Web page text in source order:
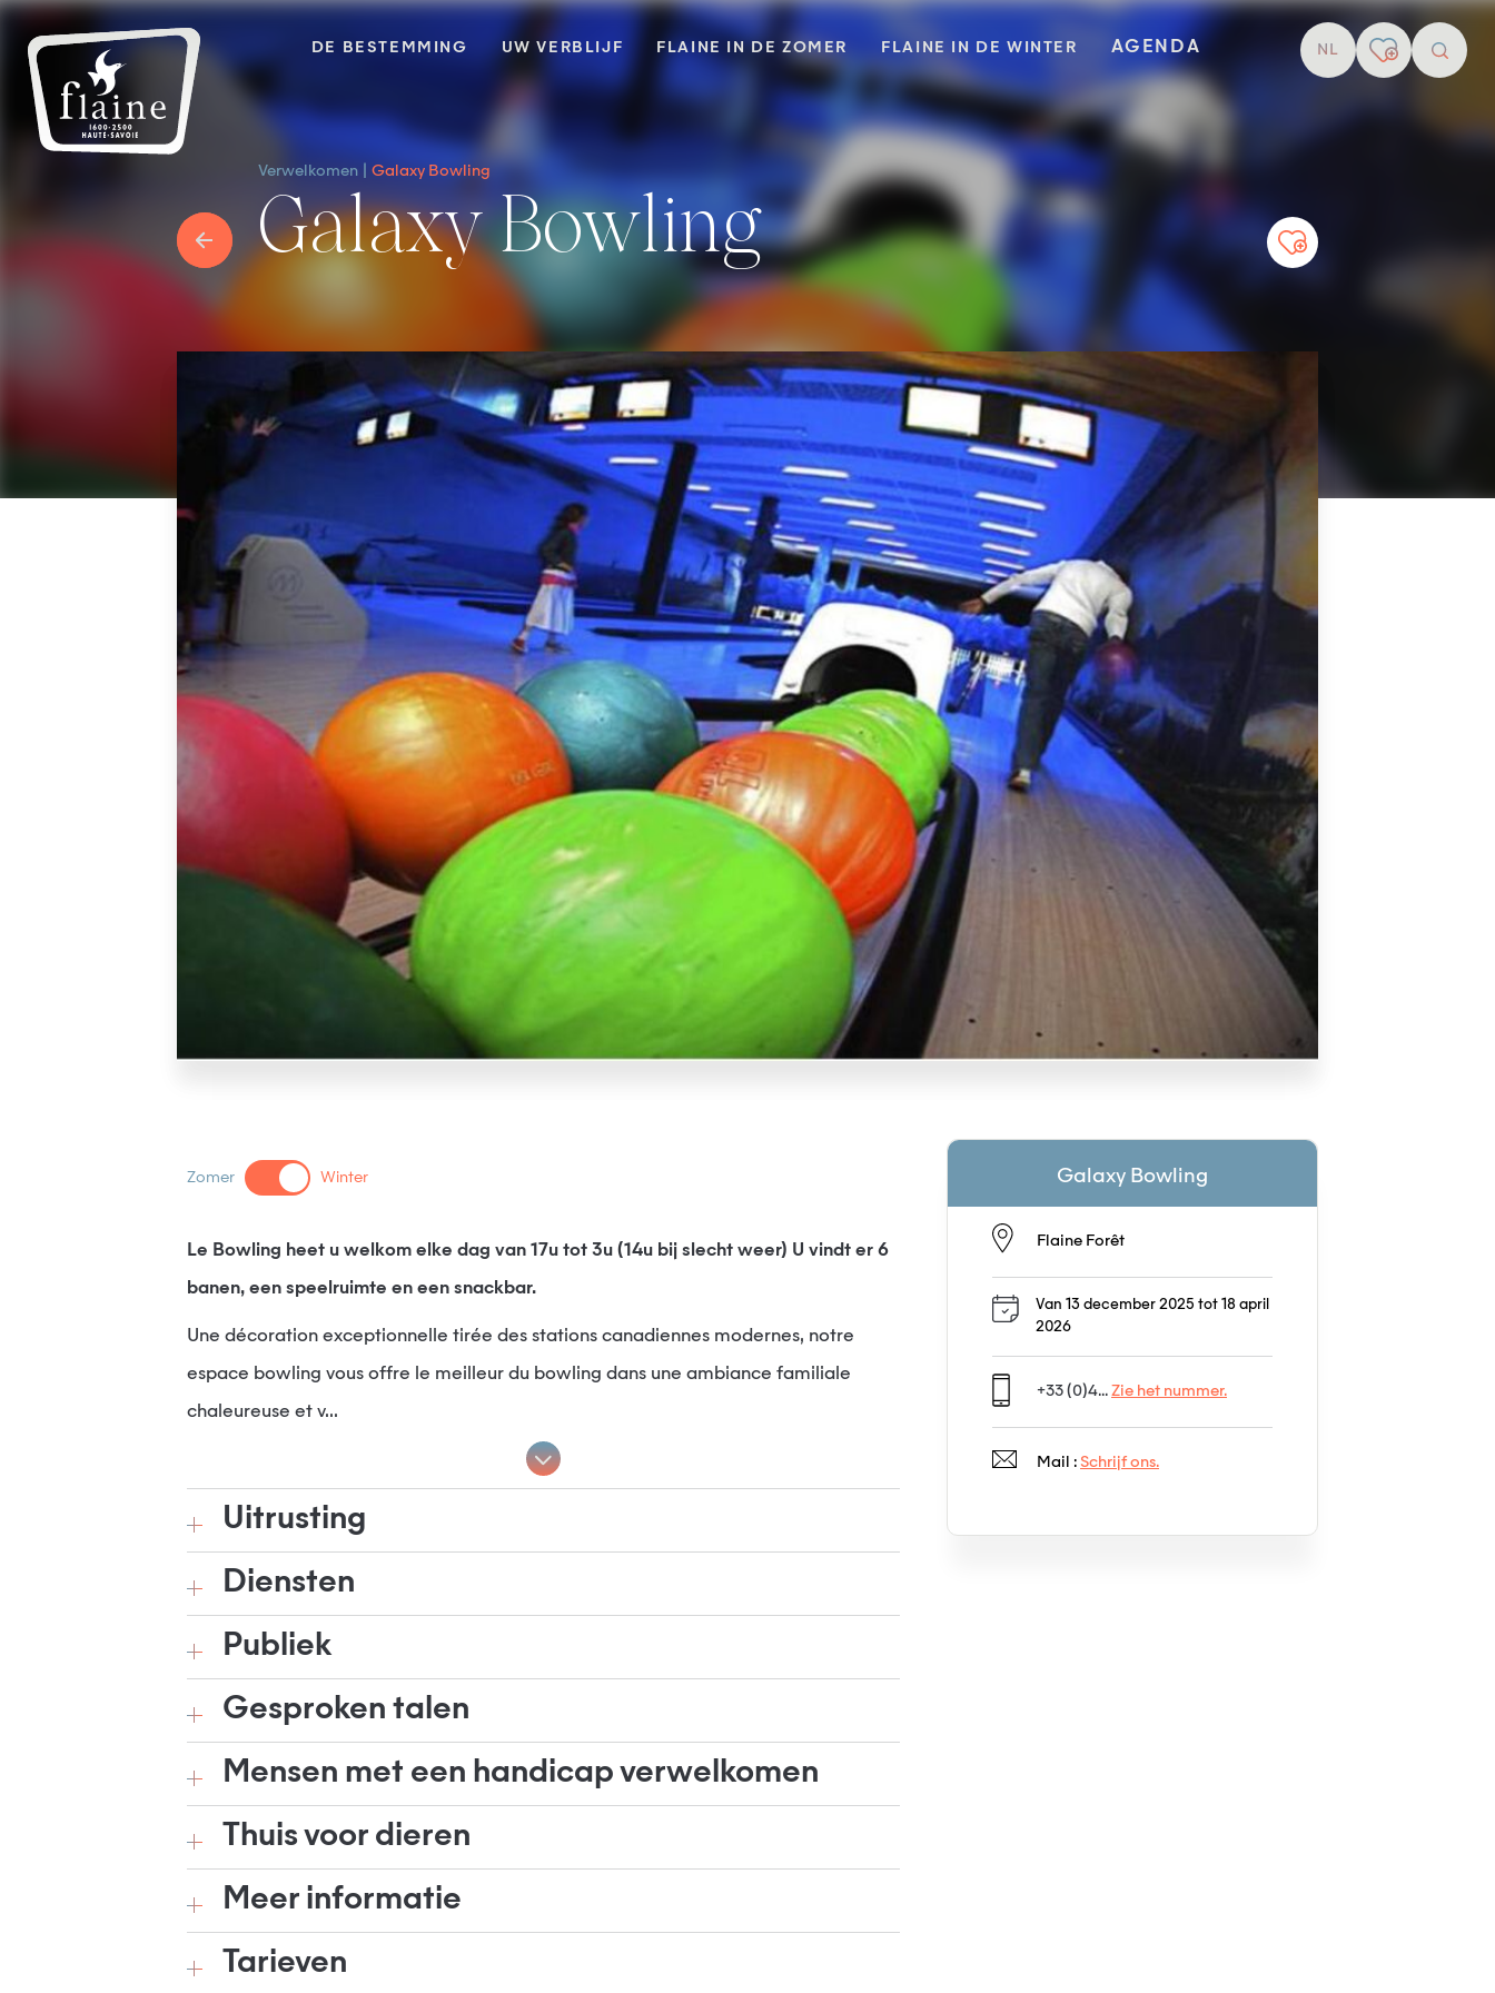
DE BESTEMMING UW VERBLIJF FLAINE IN DE ZOMER FLAINE IN DE WINTER AGENDA NL
Verwelkomen Galaxy Bowling
Galaxy Bowling
Zomer Winter
Le Bowling heet u welkom elke dag van 17u tot 3u (14u bij slecht weer) U vindt er 6
banen, een speelruimte en een snackbar.
Une décoration exceptionnelle tirée des stations canadiennes modernes, notre
espace bowling vous offre le meilleur du bowling dans une ambiance familiale
chaleureuse et v...
Uitrusting
Diensten
Publiek
Gesproken talen
Mensen met een handicap verwelkomen
Thuis voor dieren
Meer informatie
Tarieven
Galaxy Bowling
Flaine Forêt
Van 13 december 2025 tot 18 april
2026
+33 (0)4... Zie het nummer.
Mail : Schrijf ons.